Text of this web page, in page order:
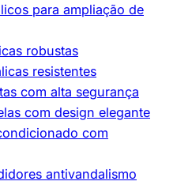
para ampliação de
robustas
resistentes
com alta segurança
com design elegante
com
antivandalismo